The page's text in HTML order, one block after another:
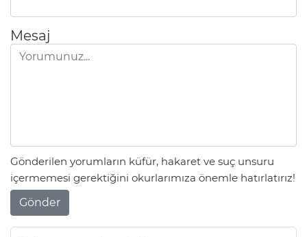
Mesaj
Gönderilen yorumların küfür, hakaret ve suç unsuru
içermemesi gerektiğini okurlarımıza önemle hatırlatırız!
Gönder